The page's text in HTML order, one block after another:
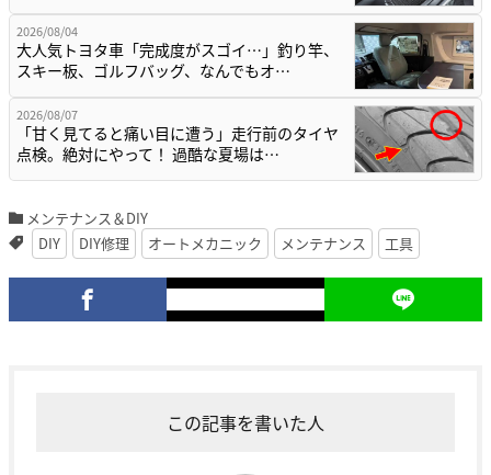
2026/08/04
大人気トヨタ車「完成度がスゴイ…」釣り竿、
スキー板、ゴルフバッグ、なんでもオ…
2026/08/07
「甘く見てると痛い目に遭う」走行前のタイヤ
点検。絶対にやって！ 過酷な夏場は…
メンテナンス＆DIY
DIY
DIY修理 オートメカニック メンテナンス 工具
この記事を書いた人